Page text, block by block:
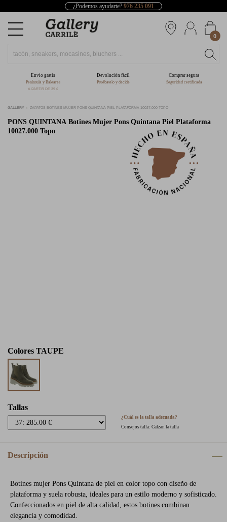
¿Podemos ayudarte? 976 235 091
0
Envío gratis
Península y Baleares
A PARTIR DE 39 €
Devolución fácil
Pruébatelo y decide
Comprar segura
Seguridad certificada
GALLERY ZAPATOS BOTINES MUJER PONS QUINTANA PIEL PLATAFORMA 10027.000 TOPO
PONS QUINTANA Botines Mujer Pons Quintana Piel Plataforma
10027.000 Topo
Colores TAUPE
Tallas
¿Cuál es la talla adecuada?
Consejos talla: Calzan la talla
Descripción
Botines mujer Pons Quintana de piel en color topo con diseño de
plataforma y suela robusta, ideales para un estilo moderno y sofisticado.
Confeccionados en piel de alta calidad, estos botines combinan
elegancia y comodidad.